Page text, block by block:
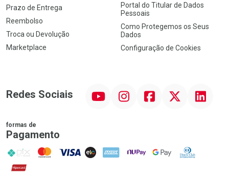
Prazo de Entrega
Reembolso
Troca ou Devolução
Marketplace
Portal do Titular de Dados
Pessoais
Como Protegemos os Seus
Dados
Configuração de Cookies
Redes Sociais InstagramFacebook Linkedin
formas de
Pagamento
PIX MasterCard
VISA ELO AMEX NuPay Google PayDiners Club
Hipercard